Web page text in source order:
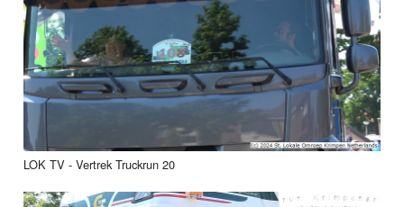
LOK TV - Vertrek Truckrun 20